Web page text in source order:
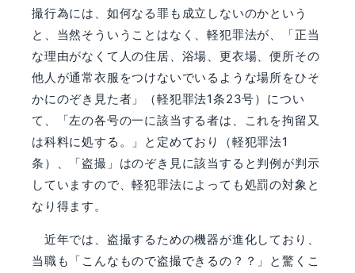
撮行為には、如何なる罪も成立しないのかという
と、当然そういうことはなく、軽犯罪法が、「正当
な理由がなくて人の住居、浴場、更衣場、便所その
他人が通常衣服をつけないでいるような場所をひそ
かにのぞき見た者」（軽犯罪法1条23号）につい
て、「左の各号の一に該当する者は、これを拘留又
は科料に処する。」と定めており（軽犯罪法1
条）、「盗撮」はのぞき見に該当すると判例が判示
していますので、軽犯罪法によっても処罰の対象と
なり得ます。
近年では、盗撮するための機器が進化しており、
当職も「こんなもので盗撮できるの？？」と驚くこ